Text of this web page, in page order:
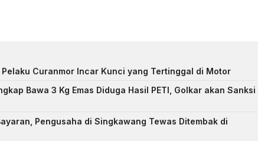
Pelaku Curanmor Incar Kunci yang Tertinggal di Motor
Bawa 3 Kg Emas Diduga Hasil PETI, Golkar akan Sanksi
Pengusaha di Singkawang Tewas Ditembak di